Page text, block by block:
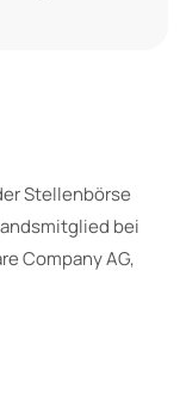
Stellenbörse
bei
Company AG,